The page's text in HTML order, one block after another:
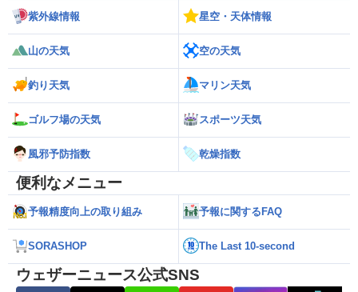
紫外線情報 星空・天体情報
山の天気 空の天気
釣り天気 マリン天気
ゴルフ場の天気 スポーツ天気
風邪予防指数 乾燥指数
便利なメニュー
予報精度向上の取り組み 予報に関するFAQ
SORASHOP The Last 10-second
ウェザーニュース公式SNS